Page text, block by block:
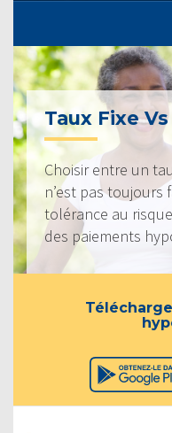
Taux Fixe
Choisir entre un
n’est pas toujours
tolérance au
des paiements